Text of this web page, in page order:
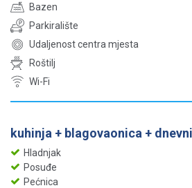
Bazen
Parkiralište
Udaljenost centra mjesta
Roštilj
Wi-Fi
kuhinja + blagovaonica +
Hladnjak
Posuđe
Pećnica